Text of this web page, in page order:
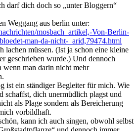
darf dich doch so „unter Bloggern“
Weggang aus berlin unter:
mosbach_artikel,-Von-Berlin-
man-da-nicht-_arid,79474.html
lachen müssen. (Ist ja schon eine kleine
geschrieben wurde.) Und dennoch
wenn man darin nicht mehr
ist ein ständiger Begleiter für mich. Wie
schaffst, dich unermüdlich plagst und
als Plage sondern als Bereicherung
vorbildhaft.
kann ich auch singen, obwohl selbst